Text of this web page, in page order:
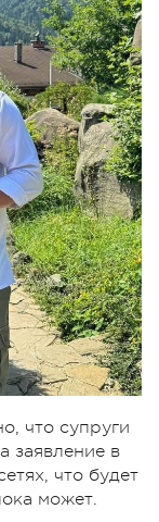
что супруги
заявление в
что будет
может.